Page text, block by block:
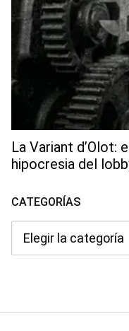
La Variant d’Olot:
hipocresia del
CATEGORÍAS